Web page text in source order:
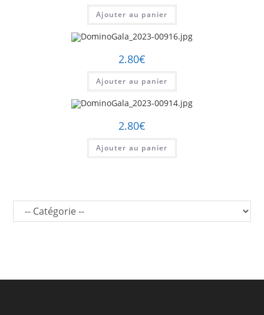
Ajouter au panier
2.80€
Ajouter au panier
2.80€
Ajouter au panier